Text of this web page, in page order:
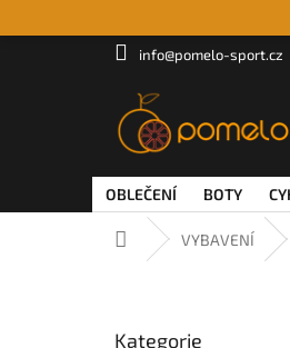
info@pomelo-sport.cz
OBLEČENÍ BOTY
Domů VYBAVENÍ
kategorie
Kategorie